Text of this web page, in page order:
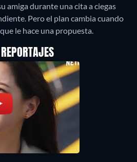
amiga durante una cita a ciegas
Pero el plan cambia cuando
le hace una propuesta.